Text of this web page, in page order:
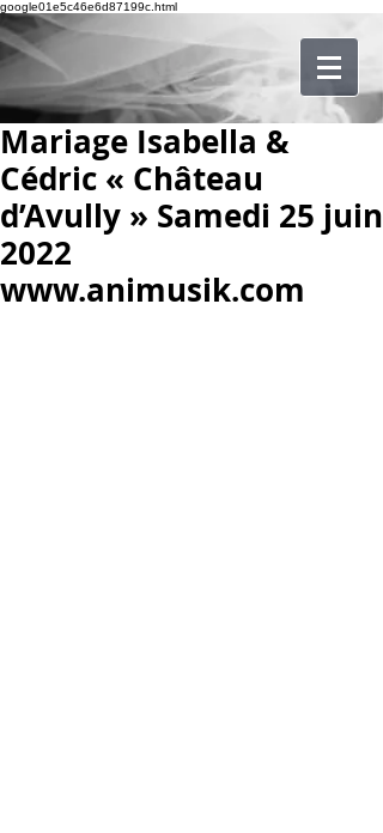
google01e5c46e6d87199c.html
Mariage Isabella &
Cédric « Château
d’Avully » Samedi 25 juin
2022
www.animusik.com